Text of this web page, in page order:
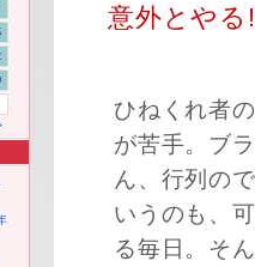
意外とや
ひねくれ者
が苦手。ブ
ん、行列の
いうのも、
る毎日。そ